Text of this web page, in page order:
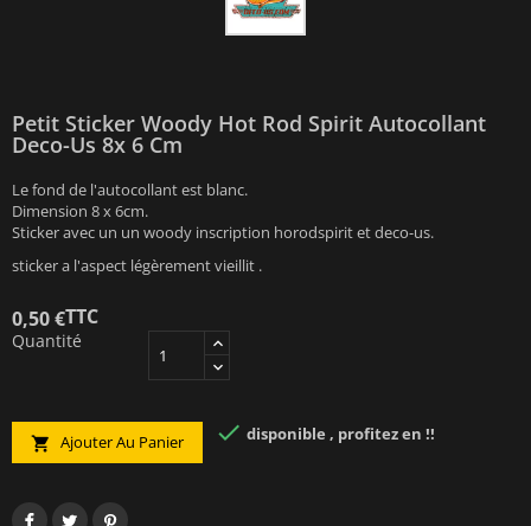
Petit Sticker Woody Hot Rod Spirit Autocollant
Deco-Us 8x 6 Cm
Le fond de l'autocollant est blanc.
Dimension 8 x 6cm.
Sticker avec un un woody inscription horodspirit et deco-us.
sticker a l'aspect légèrement vieillit .
0,50 €TTC
Quantité
 Ajouter Au Panier  disponible , profitez en !!